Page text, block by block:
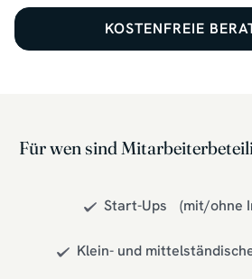
KOSTENFREIE
Für wen sind
Start-Ups (mit/ohne
Klein- und